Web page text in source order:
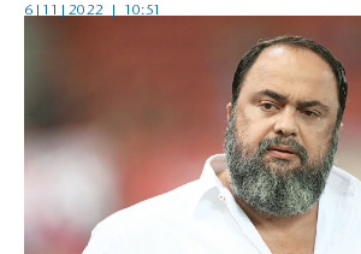
6|11|2022 | 10:51